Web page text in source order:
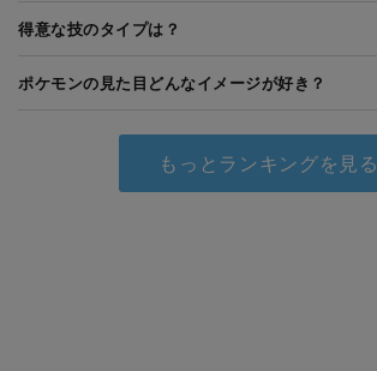
得意な技のタイプは？
ポケモンの見た目どんなイメージが好き？
もっとランキングを見る